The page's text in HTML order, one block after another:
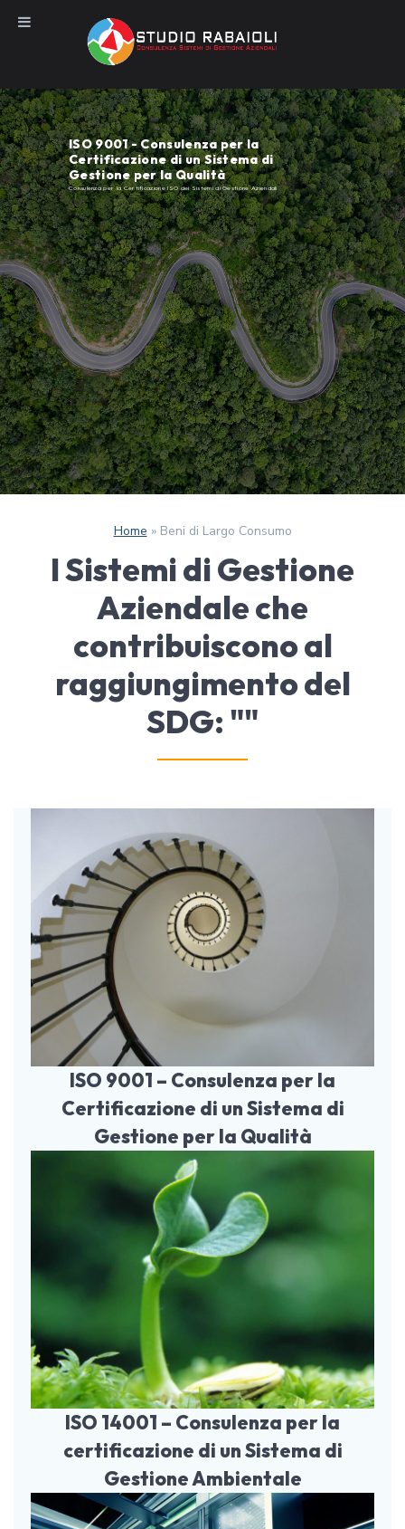
Salta
al
contenuto
ISO 9001 - Consulenza per la
Certificazione di un Sistema di
Gestione per la Qualità
Consulenza per la Certificazione ISO dei Sistemi di Gestione Aziendali
Home » Beni di Largo Consumo
I Sistemi di Gestione
Aziendale che
contribuiscono al
raggiungimento del
SDG: ""
ISO 9001 – Consulenza per la
Certificazione di un Sistema di
Gestione per la Qualità
ISO 14001 – Consulenza per la
certificazione di un Sistema di
Gestione Ambientale